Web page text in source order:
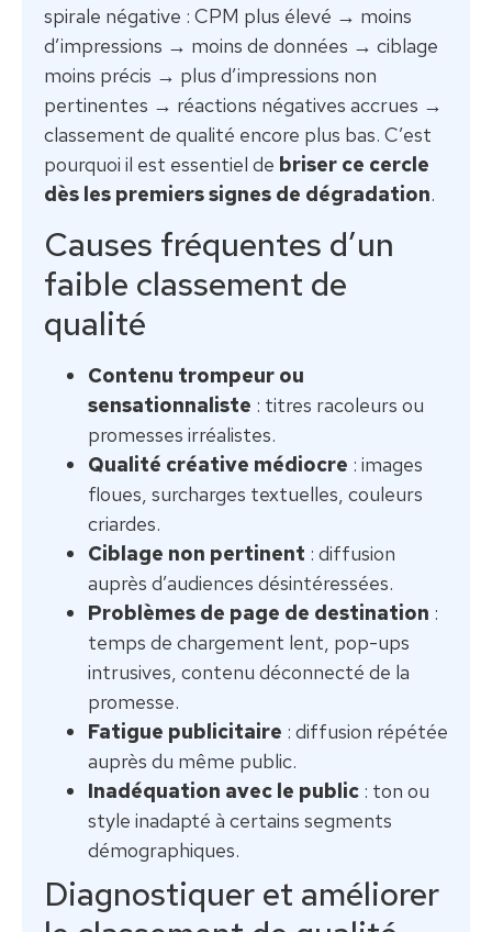
spirale négative : CPM plus élevé → moins
d’impressions → moins de données → ciblage
moins précis → plus d’impressions non
pertinentes → réactions négatives accrues →
classement de qualité encore plus bas. C’est
pourquoi il est essentiel de briser ce cercle
dès les premiers signes de dégradation.
Causes fréquentes d’un
faible classement de
qualité
Contenu trompeur ou
sensationnaliste : titres racoleurs ou
promesses irréalistes.
Qualité créative médiocre : images
floues, surcharges textuelles, couleurs
criardes.
Ciblage non pertinent : diffusion
auprès d’audiences désintéressées.
Problèmes de page de destination :
temps de chargement lent, pop-ups
intrusives, contenu déconnecté de la
promesse.
Fatigue publicitaire : diffusion répétée
auprès du même public.
Inadéquation avec le public : ton ou
style inadapté à certains segments
démographiques.
Diagnostiquer et améliorer